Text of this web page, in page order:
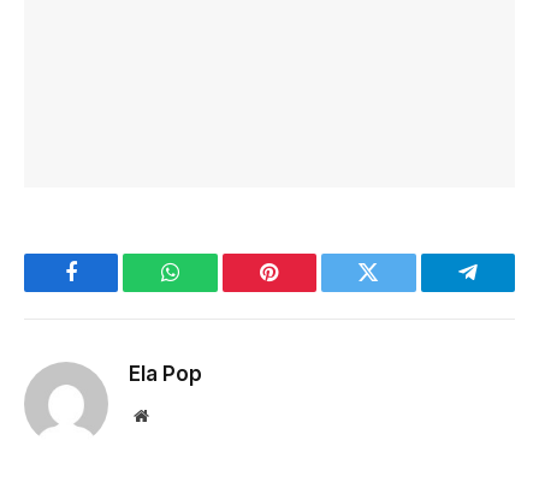
Facebook WhatsApp Pinterest Twitter
Ela Pop
Website